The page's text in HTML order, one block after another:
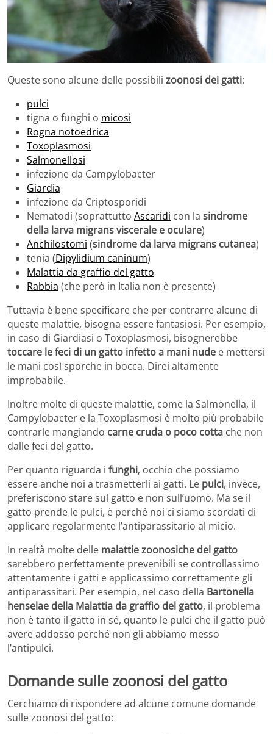
Queste sono alcune delle possibili zoonosi dei gatti:
pulci
tigna o funghi o micosi
Rogna notoedrica
Toxoplasmosi
Salmonellosi
infezione da Campylobacter
Giardia
infezione da Criptosporidi
Nematodi (soprattutto Ascaridi con la sindrome
della larva migrans viscerale e oculare)
Anchilostomi (sindrome da larva migrans cutanea)
tenia (Dipylidium caninum)
Malattia da graffio del gatto
Rabbia (che però in Italia non è presente)
Tuttavia è bene specificare che per contrarre alcune di
queste malattie, bisogna essere fantasiosi. Per esempio,
in caso di Giardiasi o Toxoplasmosi, bisognerebbe
toccare le feci di un gatto infetto a mani nude e mettersi
le mani così sporche in bocca. Direi altamente
improbabile.
Inoltre molte di queste malattie, come la Salmonella, il
Campylobacter e la Toxoplasmosi è molto più probabile
contrarle mangiando carne cruda o poco cotta che non
dalle feci del gatto.
Per quanto riguarda i funghi, occhio che possiamo
essere anche noi a trasmetterli ai gatti. Le pulci, invece,
preferiscono stare sul gatto e non sull’uomo. Ma se il
gatto prende le pulci, è perché noi ci siamo scordati di
applicare regolarmente l’antiparassitario al micio.
In realtà molte delle malattie zoonosiche del gatto
sarebbero perfettamente prevenibili se controllassimo
attentamente i gatti e applicassimo correttamente gli
antiparassitari. Per esempio, nel caso della Bartonella
henselae della Malattia da graffio del gatto, il problema
non è tanto il gatto in sé, quanto le pulci che il gatto può
avere addosso perché non gli abbiamo messo
l’antipulci.
Domande sulle zoonosi del gatto
Cerchiamo di rispondere ad alcune comune domande
sulle zoonosi del gatto: